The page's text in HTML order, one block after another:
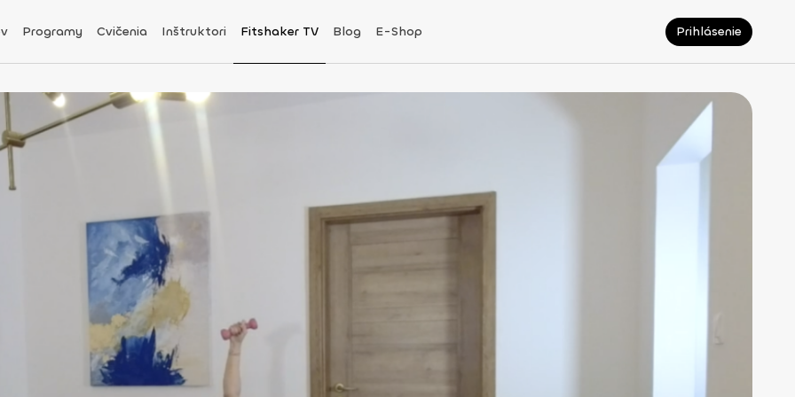
Programy Cvičenia Inštruktori Fitshaker TV Blog E-Shop Prihlásenie